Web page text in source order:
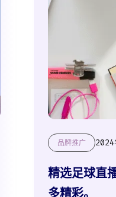
品牌推广 2024
精选足球直
多精彩。